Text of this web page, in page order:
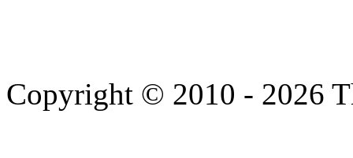
Copyright © 2010 - 2026